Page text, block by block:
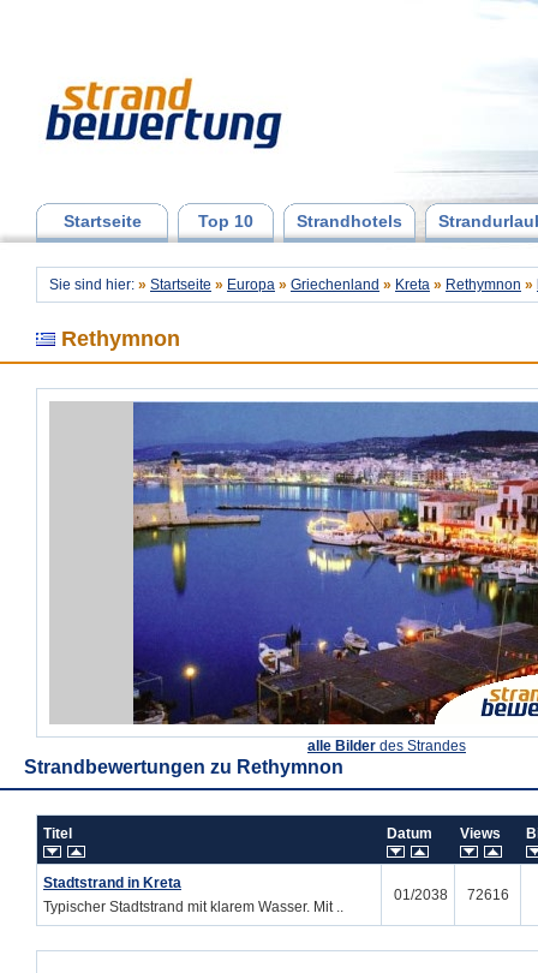
Startseite Top 10 Strandhotels
Sie sind hier: » Startseite » Europa » Griechenland » Kreta » Rethymnon »
Rethymnon
alle Bilder des Strandes
Strandbewertungen zu Rethymnon
Titel Datum Views
Stadtstrand in Kreta
Typischer Stadtstrand mit klarem Wasser. Mit ..
01/2038 72616